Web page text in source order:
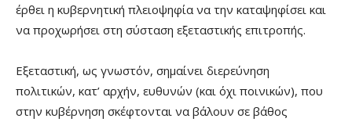
έρθει η κυβερνητική πλειοψηφία να την καταψηφίσει και
να προχωρήσει στη σύσταση εξεταστικής επιτροπής.
Εξεταστική, ως γνωστόν, σημαίνει διερεύνηση
πολιτικών, κατ’ αρχήν, ευθυνών (και όχι ποινικών), που
στην κυβέρνηση σκέφτονται να βάλουν σε βάθος